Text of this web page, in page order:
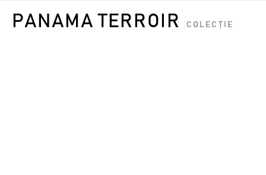
PANAMA TERROIR COLECȚIE